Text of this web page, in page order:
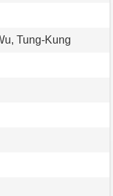
Tung-Kung